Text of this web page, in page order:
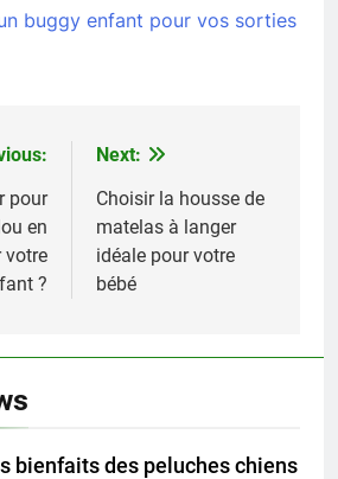
buggy enfant pour vos sorties
pour
en
votre
?
Next:
Choisir la housse de
matelas à langer
idéale pour votre
bébé
bienfaits des peluches chiens